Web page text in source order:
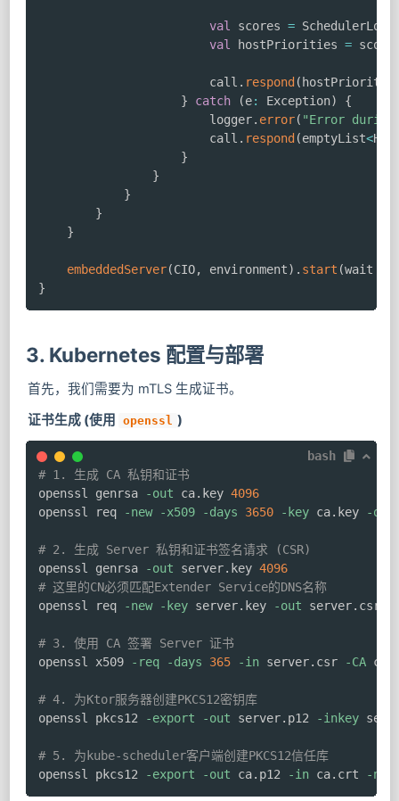
val scores =
val hostPriorities =
                        call
. respond (
}
catch (e: Exception)
{
                        logger
. error( "Error
                        call
. respond (emptyList<
}
}
}
}
}
embeddedServer(CIO, environment) . start (wait
}
3. Kubernetes 配置与部署
首先，我们需要为 mTLS 生成证书。
证书生成 (使用
openssl )
bash
# 1. 生成 CA 私钥和证书
openssl genrsa
-out ca.key 4096
openssl req
-new -x509 -days 3650 -key ca.key -out
# 2. 生成 Server 私钥和证书签名请求 (CSR)
openssl genrsa
-out server.key 4096
# 这里的CN必须匹配Extender Service的DNS名称
openssl req
-new -key server.key -out server.csr
# 3. 使用 CA 签署 Server 证书
openssl x509
-req -days 365 -in server.csr -CA
# 4. 为Ktor服务器创建PKCS12密钥库
openssl pkcs12
-export -out server.p12 -inkey
# 5. 为kube-scheduler客户端创建PKCS12信任库
openssl pkcs12
-export -out ca.p12 -in ca.crt -